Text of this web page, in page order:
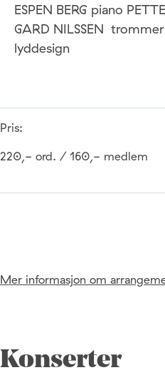
ESPEN BERG piano
GARD NILSSEN
lyddesign
Pris:
220,- ord. / 160,- medlem
Mer informasjon om
Konserter